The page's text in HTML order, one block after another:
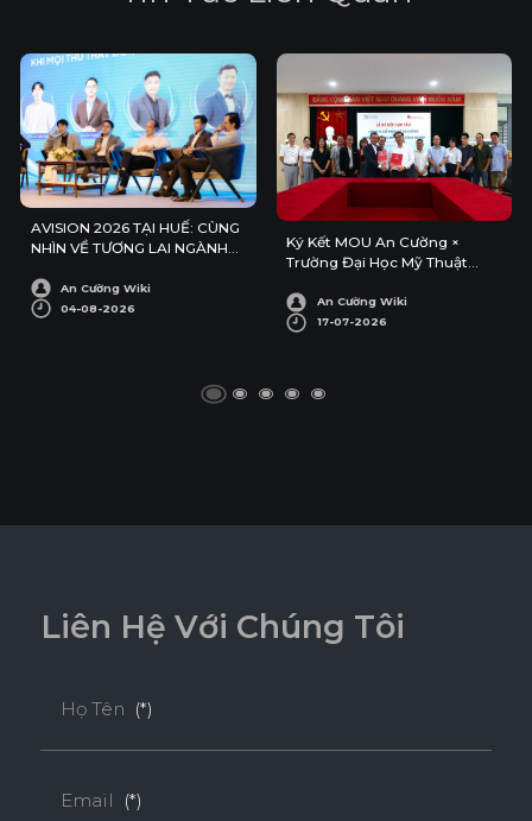
AVISION 2026 TẠI HUẾ: CÙNG
NHÌN VỀ TƯƠNG LAI NGÀNH
An Cường Wiki
04-08-2026
Ký Kết MOU An Cường ×
Trường Đại Học Mỹ Thuật
An Cường Wiki
17-07-2026
Liên Hệ Với Chúng Tôi
Họ Tên (*)
Email (*)